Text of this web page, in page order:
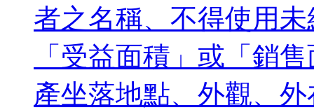
者之名稱、不得使用
「受益面積」或「銷
產坐落地點、外觀、